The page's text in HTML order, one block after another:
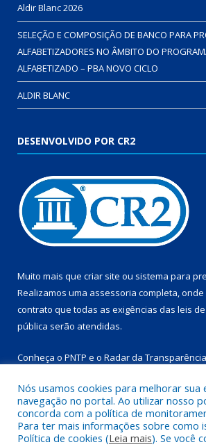
Aldir Blanc 2026
SELEÇÃO E COMPOSIÇÃO DE BANCO PARA
ALFABETIZADORES NO ÂMBITO DO
ALFABETIZADO – PBA NOVO CICLO
ALDIR BLANC
DESENVOLVIDO POR CR2
Muito mais que criar site ou sistema para
Realizamos uma assessoria completa,
contrato que todas as exigências das leis
pública serão atendidas.
Conheça o PNTP e o Radar da
Todos os direitos reservados a
Marapanim.
Nós usamos cookies para melhorar sua
navegação no portal. Ao utilizar nosso
concorda com a política de
Para ter mais informações sobre como
Política de cookies (Leia mais). Se você